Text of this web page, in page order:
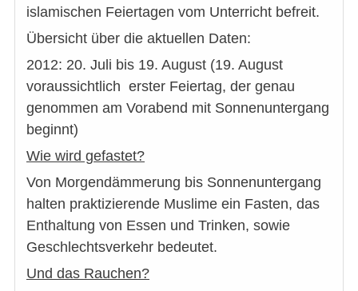
islamischen Feiertagen vom Unterricht befreit.
Übersicht über die aktuellen Daten:
2012: 20. Juli bis 19. August (19. August
voraussichtlich erster Feiertag, der genau
genommen am Vorabend mit Sonnenuntergang
beginnt)
Wie wird gefastet?
Von Morgendämmerung bis Sonnenuntergang
halten praktizierende Muslime ein Fasten, das
Enthaltung von Essen und Trinken, sowie
Geschlechtsverkehr bedeutet.
Und das Rauchen?